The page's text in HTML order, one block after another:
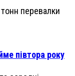
півтора року